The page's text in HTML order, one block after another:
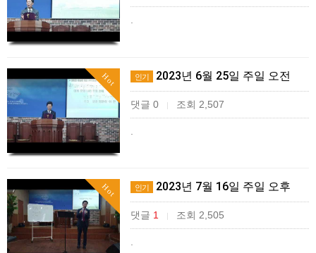
.
Hot 인기 2023년 6월 25일 주일 오전
댓글 0 | 조회 2,507
Hot 인기 2023년 7월 16일 주일 오후
댓글 1 | 조회 2,505